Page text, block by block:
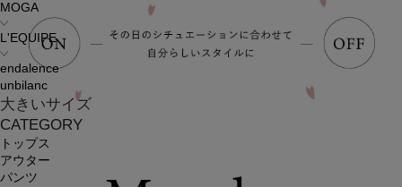
MOGA
L'EQUIPE
endalence
unbilanc
大きいサイズ
CATEGORY
トップス
アウター
パンツ